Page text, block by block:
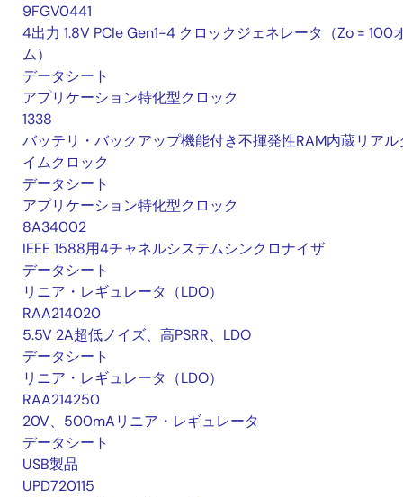
9FGV0441
4出力 1.8V PCIe Gen1-4 クロックジェネレータ（Zo = 100
ム）
データシート
アプリケーション特化型クロック
1338
バッテリ・バックアップ機能付き不揮発性RAM内蔵リアル
イムクロック
データシート
アプリケーション特化型クロック
8A34002
IEEE 1588用4チャネルシステムシンクロナイザ
データシート
リニア・レギュレータ（LDO）
RAA214020
5.5V 2A超低ノイズ、高PSRR、LDO
データシート
リニア・レギュレータ（LDO）
RAA214250
20V、500mAリニア・レギュレータ
データシート
USB製品
UPD720115